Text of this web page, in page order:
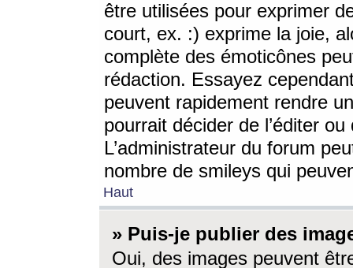
être utilisées pour exprimer
court, ex. :) exprime la joie,
complète des émoticônes
rédaction. Essayez
peuvent rapidement rendre
pourrait décider de l’éditer
L’administrateur du forum
nombre de smileys qui
Haut
» Puis-je publier des
Oui, des images peuvent